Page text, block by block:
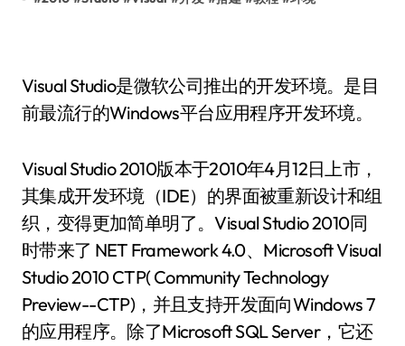
Visual Studio是微软公司推出的开发环境。是目
前最流行的Windows平台应用程序开发环境。
Visual Studio 2010版本于2010年4月12日上市，
其集成开发环境（IDE）的界面被重新设计和组
织，变得更加简单明了。Visual Studio 2010同
时带来了 NET Framework 4.0、Microsoft Visual
Studio 2010 CTP( Community Technology
Preview--CTP)，并且支持开发面向Windows 7
的应用程序。除了Microsoft SQL Server，它还